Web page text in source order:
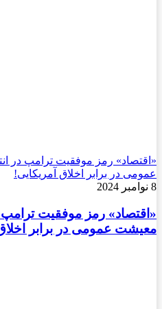
«اقتصاد» رمز موفقیت ترامپ در
عمومی در برابر اخلاق آمریکایی!
8 نوامبر 2024
«اقتصاد» رمز موفقیت ترامپ
معیشت عمومی در برابر